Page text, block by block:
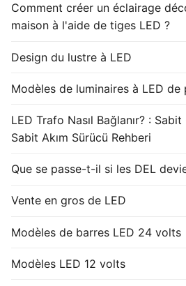
Comment créer un éclairage
maison à l'aide de tiges LED ?
Design du lustre à LED
Modèles de luminaires à LED
LED Trafo Nasıl Bağlanır? :
Sabit Akım Sürücü Rehberi
Que se passe-t-il si les DEL
Vente en gros de LED
Modèles de barres LED 24 volts
Modèles LED 12 volts